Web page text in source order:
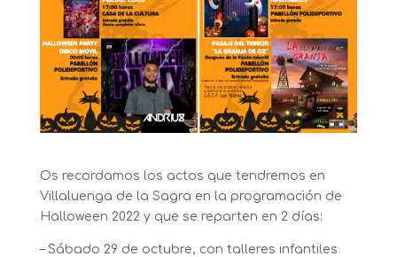
Os recordamos los actos que tendremos en
Villaluenga de la Sagra en la programación de
Halloween 2022 y que se reparten en 2 días:
– Sábado 29 de octubre, con talleres infantiles